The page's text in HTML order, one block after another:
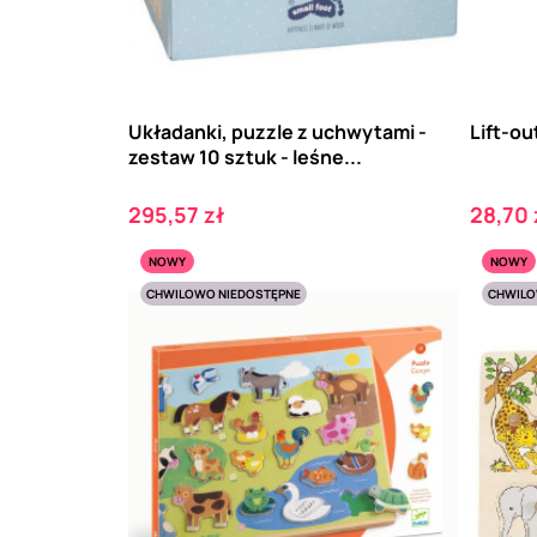
Układanki, puzzle z uchwytami -
zestaw 10 sztuk - leśne...
Cena
295,57 zł
Lift-
Cena
28,70
NOWY
CHWILOWO NIEDOSTĘPNE
NOWY